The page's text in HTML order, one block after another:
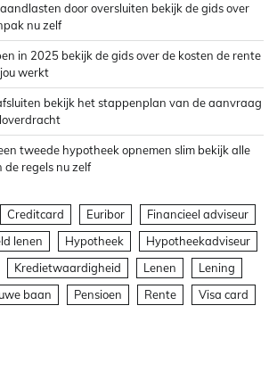
door oversluiten bekijk de gids over
nu zelf
in 2025 bekijk de gids over de kosten de rente
werkt
bekijk het stappenplan van de aanvraag
tweede hypotheek opnemen slim bekijk alle
de regels nu zelf
Creditcard Euribor
Financieel adviseur
lenen Hypotheek
Hypotheekadviseur
Kredietwaardigheid Lenen
Lening
baan Pensioen Rente Visa card